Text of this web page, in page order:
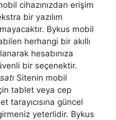
cihazınızdan erişim
bir yazılım
Bykus mobil
herhangi bir akıllı
hesabınıza
bir seçenektir.
Sitenin mobil
tablet veya cep
tarayıcısına güncel
yeterlidir. Bykus